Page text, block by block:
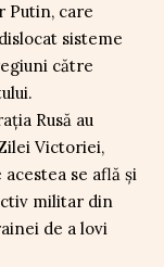
Putin, care
sisteme
către
Rusă au
Victoriei,
se află și
militar din
de a lovi